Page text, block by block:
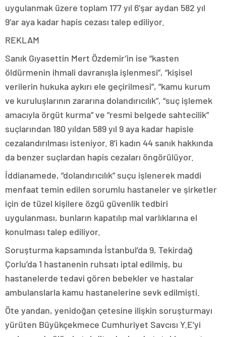
uygulanmak üzere toplam 177 yıl 6’şar aydan 582 yıl
9’ar aya kadar hapis cezası talep ediliyor.
REKLAM
Sanık Gıyasettin Mert Özdemir’in ise “kasten
öldürmenin ihmali davranışla işlenmesi”, “kişisel
verilerin hukuka aykırı ele geçirilmesi”, “kamu kurum
ve kuruluşlarının zararına dolandırıcılık”, “suç işlemek
amacıyla örgüt kurma” ve “resmi belgede sahtecilik”
suçlarından 180 yıldan 589 yıl 9 aya kadar hapisle
cezalandırılması isteniyor. 8’i kadın 44 sanık hakkında
da benzer suçlardan hapis cezaları öngörülüyor.
İddianamede, “dolandırıcılık” suçu işlenerek maddi
menfaat temin edilen sorumlu hastaneler ve şirketler
için de tüzel kişilere özgü güvenlik tedbiri
uygulanması, bunların kapatılıp mal varlıklarına el
konulması talep ediliyor.
Soruşturma kapsamında İstanbul’da 9, Tekirdağ
Çorlu’da 1 hastanenin ruhsatı iptal edilmiş, bu
hastanelerde tedavi gören bebekler ve hastalar
ambulanslarla kamu hastanelerine sevk edilmişti.
Öte yandan, yenidoğan çetesine ilişkin soruşturmayı
yürüten Büyükçekmece Cumhuriyet Savcısı Y.E’yi